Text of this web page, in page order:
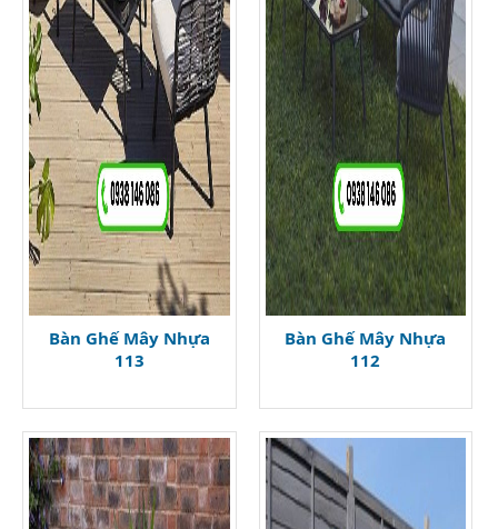
Bàn Ghế Mây Nhựa
113
Bàn Ghế Mây Nhựa
112